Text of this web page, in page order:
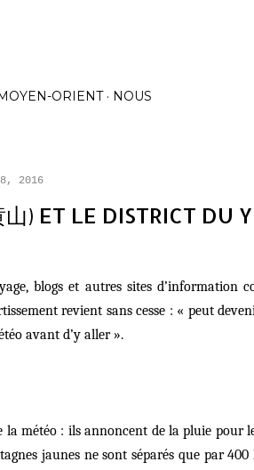
ORIENT NOUS
2016
) ET LE DISTRICT DU
blogs et autres sites d’information
revient sans cesse : « peut
avant d’y aller ».
la météo : ils annoncent de la pluie pour
jaunes ne sont séparés que par